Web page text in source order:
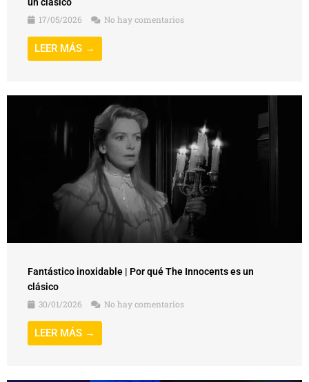
17/05/2026
No hay comentarios
LEER MÁS →
Fantástico inoxidable | Por qué The Innocents es un
clásico
30/01/2026
No hay comentarios
LEER MÁS →